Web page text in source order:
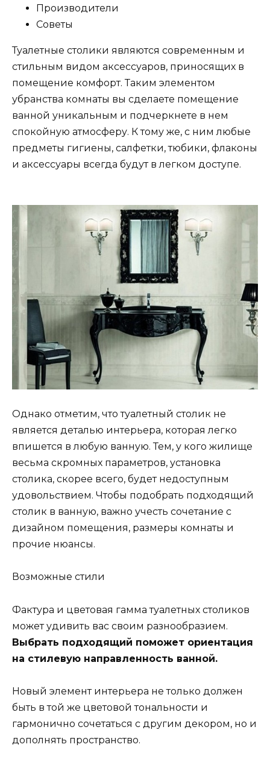
Производители
Советы
Туалетные столики являются современным и
стильным видом аксессуаров, приносящих в
помещение комфорт. Таким элементом
убранства комнаты вы сделаете помещение
ванной уникальным и подчеркнете в нем
спокойную атмосферу. К тому же, с ним любые
предметы гигиены, салфетки, тюбики, флаконы
и аксессуары всегда будут в легком доступе.
Однако отметим, что туалетный столик не
является деталью интерьера, которая легко
впишется в любую ванную. Тем, у кого жилище
весьма скромных параметров, установка
столика, скорее всего, будет недоступным
удовольствием. Чтобы подобрать подходящий
столик в ванную, важно учесть сочетание с
дизайном помещения, размеры комнаты и
прочие нюансы.
Возможные стили
Фактура и цветовая гамма туалетных столиков
может удивить вас своим разнообразием.
Выбрать подходящий поможет ориентация
на стилевую направленность ванной.
Новый элемент интерьера не только должен
быть в той же цветовой тональности и
гармонично сочетаться с другим декором, но и
дополнять пространство.